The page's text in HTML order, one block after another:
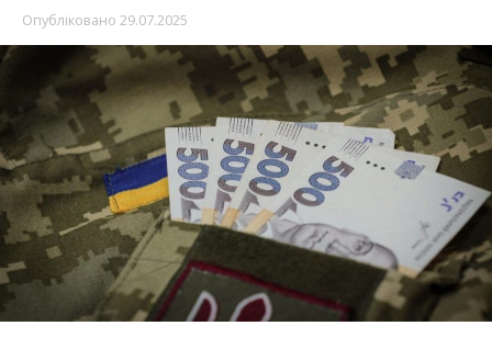
Опубліковано 29.07.2025